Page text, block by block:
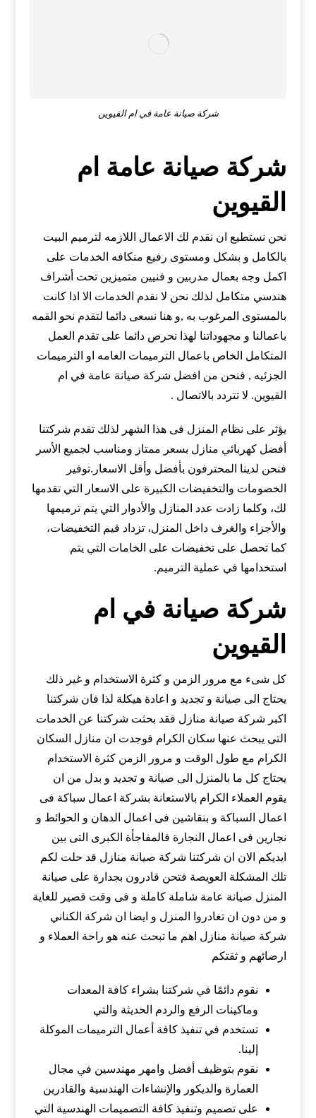
شركة صيانة عامة في ام القيوين
شركة صيانة عامة ام
القيوين
نحن نستطيع ان نقدم لك الاعمال اللازمه لترميم البيت
بالكامل و بشكل ومستوى رفيع منكافه الخدمات على
اكمل وجه بعمال مدربين و فنيين متميزين تحت أشراف
هندسي متكامل لذلك نحن لا نقدم الخدمات الا اذا كانت
بالمستوى المرغوب به ,و هنا نسعى دائما لتقدم نحو القمه
باعمالنا و مجهوداتنا لهذا نحرص دائما على تقدم العمل
المتكامل الخاص باعمال الترميمات العامه او الترميمات
الجزئيه , فنحن من افضل شركة صيانة عامة في ام
القيوين. لا تتردد بالاتصال .
يؤثر على نظام المنزل فى هذا الشهر لذلك تقدم شركتنا
أفضل كهربائي منازل بسعر ممتاز ومناسب لجميع الأسر
فنحن لدينا المحترفون بأفضل وأقل الاسعار.توفير
الخصومات والتخفيضات الكبيرة على الاسعار التي تقدمها
لك، وكلما زادت عدد المنازل والأدوار التي يتم ترميمها
والأجزاء والغرف داخل المنزل، تزداد قيم التخفيضات،
كما تحصل على تخفيضات على الخامات التي يتم
استخدامها في عملية الترميم.
شركة صيانة في ام
القيوين
كل شىء مع مرور الزمن و كثرة الاستخدام و غير ذلك
يحتاج الى صيانة و تجديد و اعادة هيكلة لذا فان شركتنا
اكبر شركة صيانة منازل فقد بحثت شركتنا عن الخدمات
التى يبحث عنها سكان الكرام فوجدت ان منازل السكان
الكرام مع طول الوقت و مرور الزمن كثرة الاستخدام
يحتاج كل ما بالمنزل الى صيانة و تجديد و بدل من ان
يقوم العملاء الكرام بالاستعانة بشركة اعمال سباكة فى
اعمال السباكة و بنقاشين فى اعمال الدهان و الحوائط و
نجارين فى اعمال النجارة فالمفاجأة الكبرى التى بين
ايديكم الان ان شركتنا شركة صيانة منازل قد حلت لكم
تلك المشكلة العويصة فتحن قادرون بجدارة على صيانة
المنزل صيانة عامة شاملة كاملة و فى وقت قصير للغاية
و من دون ان تغادروا المنزل و ايضا ان شركة الكناني
شركة صيانة منازل اهم ما تبحث عنه هو راحة العملاء و
ارضائهم و ثقتكم
نقوم دائمًا في شركتنا بشراء كافة المعدات
وماكينات الرفع والردم الحديثة والتي
تستخدم في تنفيذ كافة أعمال الترميمات الموكلة
إلينا.
نقوم بتوظيف أفضل وامهر مهندسين في مجال
العمارة والديكور والإنشاءات الهندسية والقادرين
على تصميم وتنفيذ كافة التصميمات الهندسية التي